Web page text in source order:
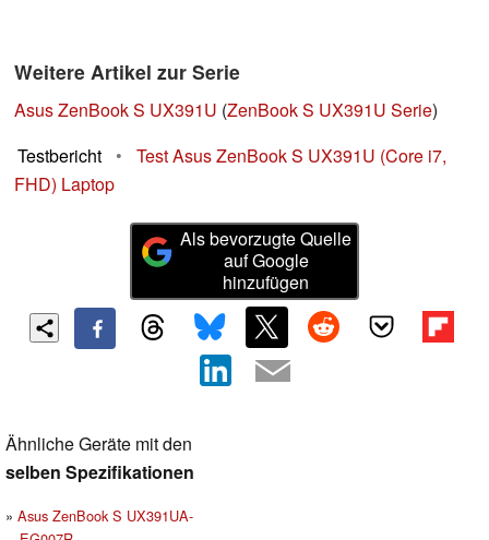
Weitere Artikel zur Serie
Asus ZenBook S UX391U (ZenBook S UX391U Serie)
Testbericht
•
Test Asus ZenBook S UX391U (Core i7,
FHD) Laptop
Als bevorzugte Quelle
auf Google
hinzufügen
Ähnliche Geräte mit den
selben Spezifikationen
Asus ZenBook S UX391UA-